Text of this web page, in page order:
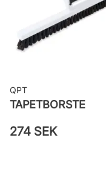
väggen
05
QPT
TAPETBORSTE
274 SEK